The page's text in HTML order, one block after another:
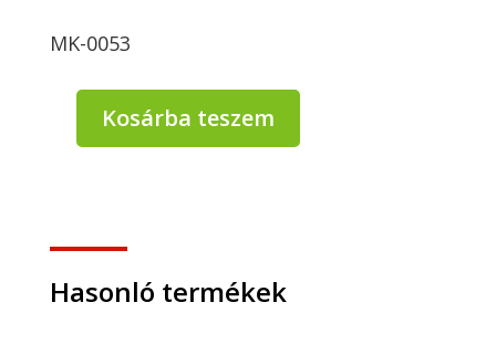
MK-0053
OPERO
Szájmaszk
kék
színben,
flíz,
Kosárba teszem
Hasonló termékek